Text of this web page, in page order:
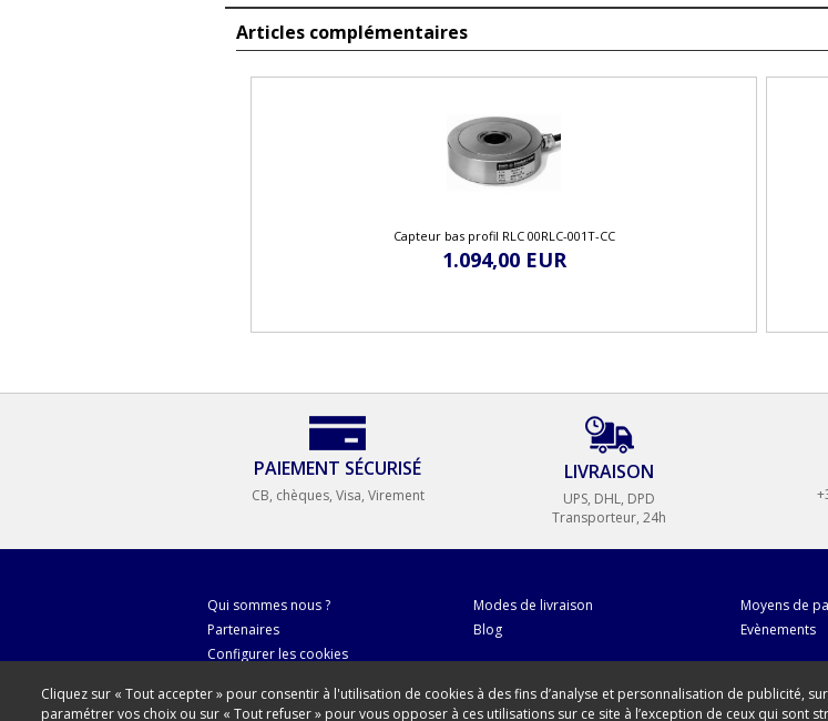
Articles complémentaires
Capteur bas profil RLC 00RLC-001T-CC
1.094,00 EUR
PAIEMENT SÉCURISÉ
CB, chèques, Visa, Virement
LIVRAISON
UPS, DHL, DPD
Transporteur, 24h
Qui sommes nous ? Modes de livraison Moyens de
Partenaires
Blog Evènements
Configurer les cookies
Cliquez sur « Tout accepter » pour consentir à l'utilisation de cookies à des fins d’analyse et personnalisation de publicité,
paramétrer vos choix ou sur « Tout refuser » pour vous opposer à ces utilisations sur ce site à l’exception de ceux qui sont